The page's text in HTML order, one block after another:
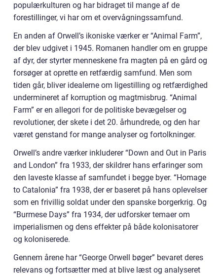
populærkulturen og har bidraget til mange af de
forestillinger, vi har om et overvågningssamfund.
En anden af Orwell’s ikoniske værker er “Animal Farm”,
der blev udgivet i 1945. Romanen handler om en gruppe
af dyr, der styrter menneskene fra magten på en gård og
forsøger at oprette en retfærdig samfund. Men som
tiden går, bliver idealerne om ligestilling og retfærdighed
undermineret af korruption og magtmisbrug. “Animal
Farm” er en allegori for de politiske bevægelser og
revolutioner, der skete i det 20. århundrede, og den har
været genstand for mange analyser og fortolkninger.
Orwell’s andre værker inkluderer “Down and Out in Paris
and London” fra 1933, der skildrer hans erfaringer som
den laveste klasse af samfundet i begge byer. “Homage
to Catalonia” fra 1938, der er baseret på hans oplevelser
som en frivillig soldat under den spanske borgerkrig. Og
“Burmese Days” fra 1934, der udforsker temaer om
imperialismen og dens effekter på både kolonisatorer
og koloniserede.
Gennem årene har “George Orwell bøger” bevaret deres
relevans og fortsætter med at blive læst og analyseret